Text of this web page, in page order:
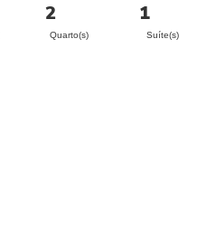
2
Quarto(s)
1
Suíte(s)